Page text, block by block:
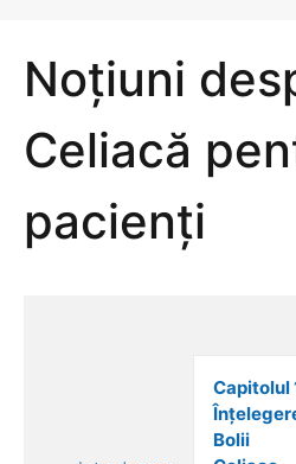
Noțiuni
Celiacă
pacienți
Capitolul
Bolii